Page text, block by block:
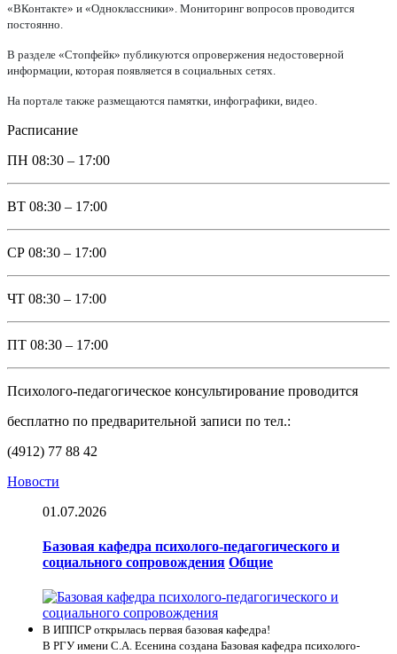
«ВКонтакте» и «Одноклассники». Мониторинг вопросов проводится
постоянно.
В разделе «Стопфейк» публикуются опровержения недостоверной
информации, которая появляется в социальных сетях.
На портале также размещаются памятки, инфографики, видео.
Расписание
ПН 08:30 – 17:00
ВТ 08:30 – 17:00
СР 08:30 – 17:00
ЧТ 08:30 – 17:00
ПТ 08:30 – 17:00
Психолого-педагогическое консультирование проводится
бесплатно по предварительной записи по тел.:
(4912) 77 88 42
Новости
01.07.2026
Базовая кафедра психолого-педагогического и
социального сопровождения Общие
В ИППСР открылась первая базовая кафедра!
В РГУ имени С.А. Есенина создана Базовая кафедра психолого-